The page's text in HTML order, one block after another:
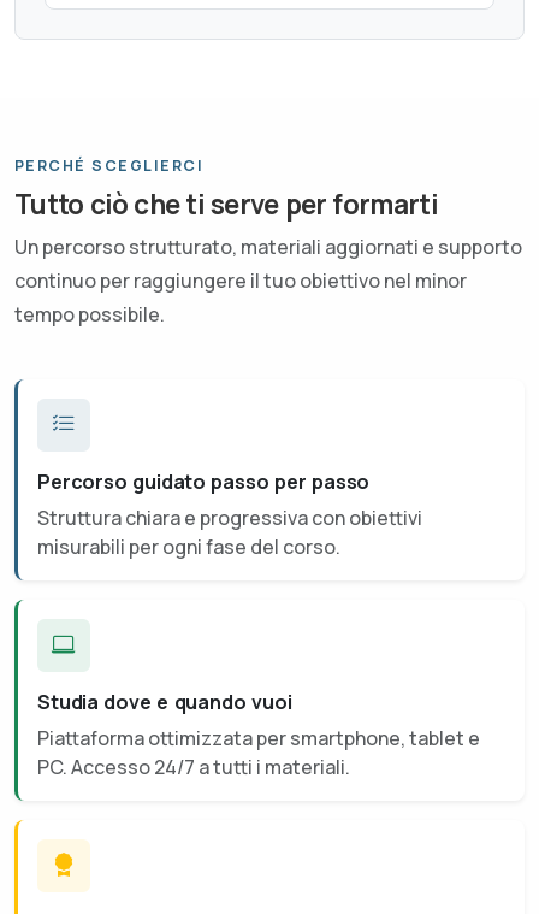
PERCHÉ SCEGLIERCI
Tutto ciò che ti serve per formarti
Un percorso strutturato, materiali aggiornati e supporto
continuo per raggiungere il tuo obiettivo nel minor
tempo possibile.
Percorso guidato passo per passo
Struttura chiara e progressiva con obiettivi
misurabili per ogni fase del corso.
Studia dove e quando vuoi
Piattaforma ottimizzata per smartphone, tablet e
PC. Accesso 24/7 a tutti i materiali.